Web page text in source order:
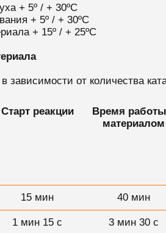
+ 5º / + 30ºС
+ 5º / + 30ºС
+ 15º / + 25ºС
зависимости от количества
Старт реакции
Время
материалом
15 мин 40 мин
1 мин 15 с 3 мин 30 с